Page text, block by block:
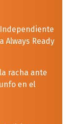
Always Ready
racha ante
en el